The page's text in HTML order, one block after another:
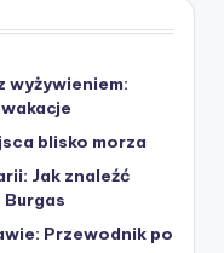
wyżywieniem:
blisko morza
Jak znaleźć
Przewodnik po